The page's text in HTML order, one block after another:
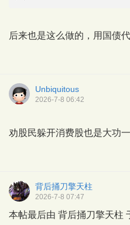
后来也是这么做的，用国债
Unbiquitous
2026-7-8 06:42
劝股民躲开消费股也是大功
背后捅刀擎天柱
2026-7-8 07:47
本帖最后由 背后捅刀擎天柱